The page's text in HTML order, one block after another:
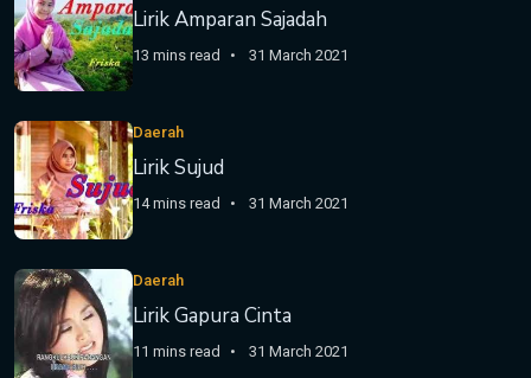
Lirik Amparan Sajadah
13 mins read 31 March 2021
Daerah
Lirik Sujud
14 mins read 31 March 2021
Daerah
Lirik Gapura Cinta
11 mins read 31 March 2021